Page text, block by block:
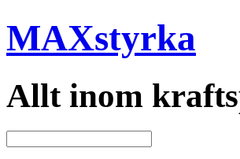
MAXstyrka
Allt inom